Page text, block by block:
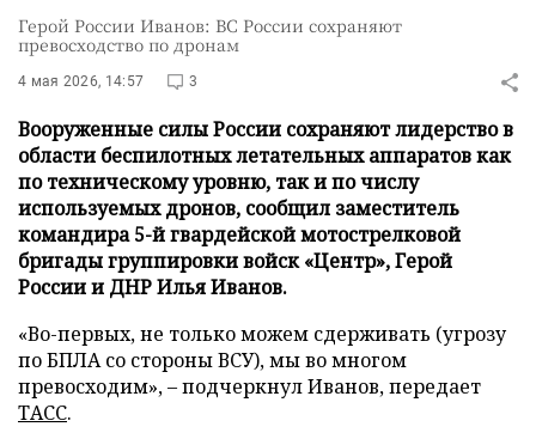
Герой России Иванов: ВС России сохраняют
превосходство по дронам
4 мая 2026, 14:57 3
Вооруженные силы России сохраняют лидерство в
области беспилотных летательных аппаратов как
по техническому уровню, так и по числу
используемых дронов, сообщил заместитель
командира 5-й гвардейской мотострелковой
бригады группировки войск «Центр», Герой
России и ДНР Илья Иванов.
«Во-первых, не только можем сдерживать (угрозу
по БПЛА со стороны ВСУ), мы во многом
превосходим», – подчеркнул Иванов, передает
ТАСС.